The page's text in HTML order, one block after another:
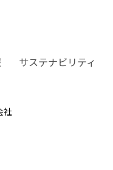
サステナビリティ
社